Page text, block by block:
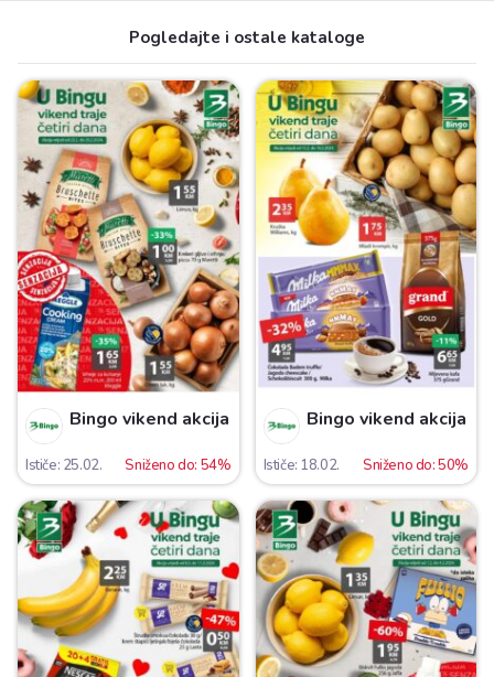
Pogledajte i ostale kataloge
Bingo vikend akcija
Ističe: 25.02. Sniženo do: 54%
Bingo vikend akcija
Ističe: 18.02. Sniženo do: 50%